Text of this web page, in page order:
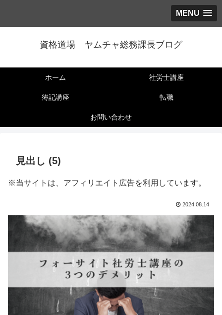
MENU
資格道場 ヤムチャ総務課長ブログ
ホーム 社労士講座
簿記講座 転職
お問い合わせ
見出し (5)
※当サイトは、アフィリエイト広告を利用しています。
2024.08.14